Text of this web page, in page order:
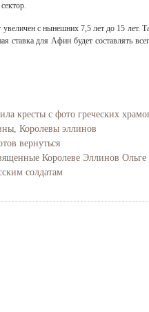
с нынешних 7,5 лет до 15 лет.
ставка для Афин будет составлять
кресты с фото греческих
Королевы эллинов
вернуться
Королеве Эллинов Ольге
солдатам